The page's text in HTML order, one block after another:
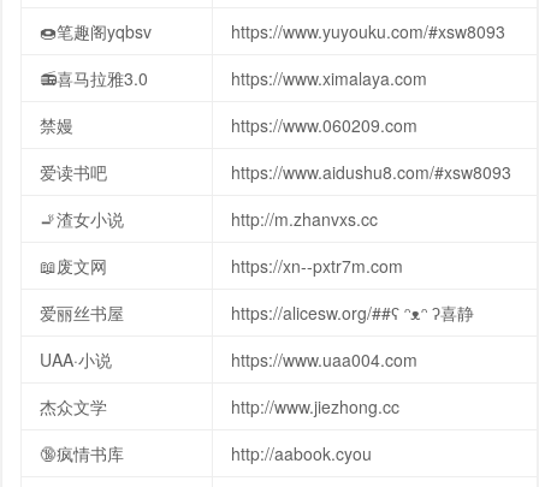
🍩笔趣阁yqbsv
https://www.yuyouku.com/#xsw8093
📻喜马拉雅3.0
https://www.ximalaya.com
禁嫚
https://www.060209.com
爱读书吧
https://www.aidushu8.com/#xsw8093
🚬渣女小说
http://m.zhanvxs.cc
📖废文网
https://xn--pxtr7m.com
爱丽丝书屋
https://alicesw.org/##ʕ ᵔᴥᵔ ʔ喜静
UAA·小说
https://www.uaa004.com
杰众文学
http://www.jiezhong.cc
🔞疯情书库
http://aabook.cyou